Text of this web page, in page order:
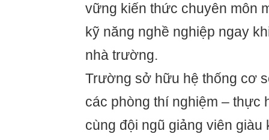
vững kiến thức chuyên môn
kỹ năng nghề nghiệp ngay
nhà trường.
Trường sở hữu hệ thống cơ
các phòng thí nghiệm – thực
cùng đội ngũ giảng viên giàu